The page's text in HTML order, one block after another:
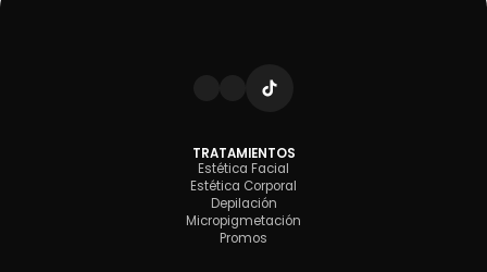
TRATAMIENTOS
Estética Facial
Estética Corporal
Depilación
Micropigmetación
Promos